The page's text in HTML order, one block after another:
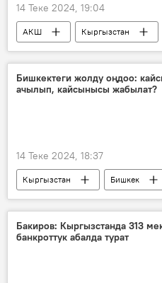
14 Теке 2024, 19:04
АКШ Кыргызстан
кол салуу
Садыр
Бишкектеги жолду оңдоо:
ачылып, кайсынысы жабылат?
14 Теке 2024, 18:37
Кыргызстан Бишкек
мэрия
Бакиров: Кыргызстанда 313
банкроттук абалда турат